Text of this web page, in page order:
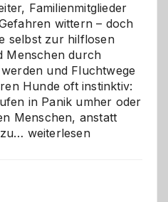
Familienmitglieder
wittern – doch
selbst zur hilflosen
Menschen durch
und Fluchtwege
Hunde oft instinktiv:
in Panik umher oder
Menschen, anstatt
Wenn
weiterlesen